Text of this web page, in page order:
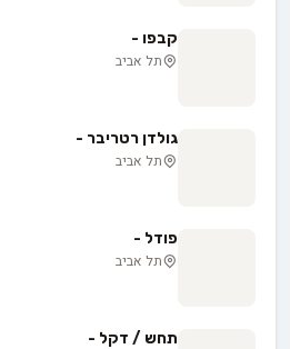
קבפו -
תל אביב
גולדן רטריבר -
תל אביב
פודל -
תל אביב
תחש / דקל -